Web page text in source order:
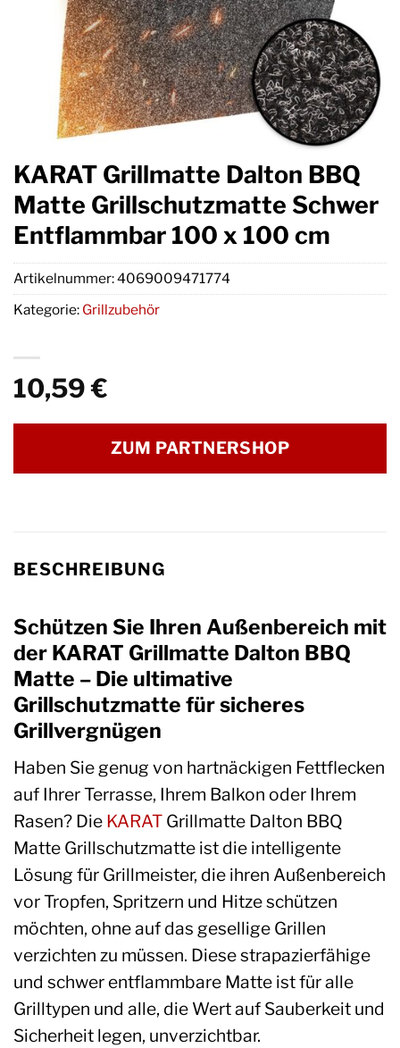
KARAT Grillmatte Dalton BBQ
Matte Grillschutzmatte Schwer
Entflammbar 100 x 100 cm
10,59€
ZUM PARTNERSHOP
Artikelnummer:4069009471774
Kategorie: Grillzubehör
BESCHREIBUNG
Schützen Sie Ihren Außenbereich mit
der KARAT Grillmatte Dalton BBQ
Matte – Die ultimative
Grillschutzmatte für sicheres
Grillvergnügen
Haben Sie genug von hartnäckigen Fettflecken
auf Ihrer Terrasse, Ihrem Balkon oder Ihrem
Rasen? Die KARAT Grillmatte Dalton BBQ
Matte Grillschutzmatte ist die intelligente
Lösung für Grillmeister, die ihren Außenbereich
vor Tropfen, Spritzern und Hitze schützen
möchten, ohne auf das gesellige Grillen
verzichten zu müssen. Diese strapazierfähige
und schwer entflammbare Matte ist für alle
Grilltypen und alle, die Wert auf Sauberkeit und
Sicherheit legen, unverzichtbar.